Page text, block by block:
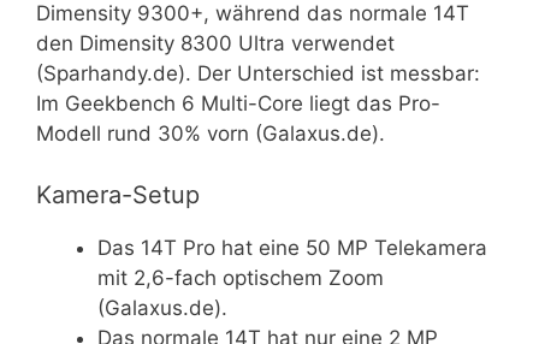
Dimensity 9300+, während das normale 14T
den Dimensity 8300 Ultra verwendet
(Sparhandy.de). Der Unterschied ist messbar:
Im Geekbench 6 Multi-Core liegt das Pro-
Modell rund 30% vorn (Galaxus.de).
Kamera-Setup
Das 14T Pro hat eine 50 MP Telekamera
mit 2,6-fach optischem Zoom
(Galaxus.de).
Das normale 14T hat nur eine 2 MP